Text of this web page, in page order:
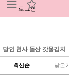
로그인
달인 천사 돌산 갓물김치
최신순 낮은